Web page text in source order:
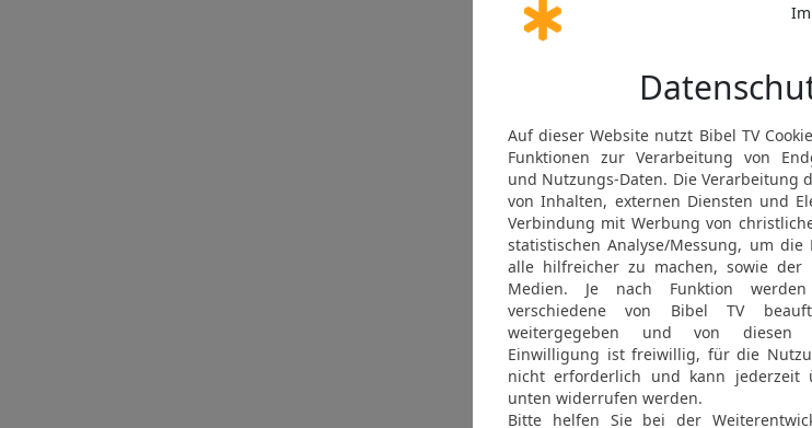
Ich
25 Da
26 es
und
Jahre.
27
28 Ich
29 In